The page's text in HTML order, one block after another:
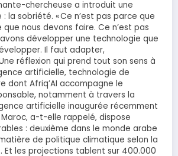
chercheuse a introduit une
la sobriété. « Ce n’est pas parce que
nous devons faire. Ce n’est pas
développer une technologie que
Il faut adapter,
réflexion qui prend tout son sens à
artificielle, technologie de
dont Afriq’AI accompagne le
notamment à travers la
artificielle inaugurée récemment
a-t-elle rappelé, dispose
: deuxième dans le monde arabe
de politique climatique selon la
Et les projections tablent sur 400.000